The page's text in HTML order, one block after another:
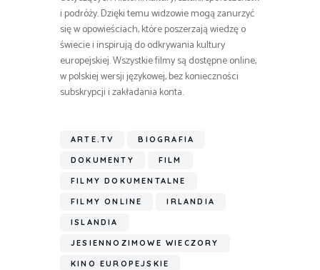
i podróży. Dzięki temu widzowie mogą zanurzyć
się w opowieściach, które poszerzają wiedzę o
świecie i inspirują do odkrywania kultury
europejskiej. Wszystkie filmy są dostępne online,
w polskiej wersji językowej, bez konieczności
subskrypcji i zakładania konta.
ARTE.TV BIOGRAFIA
DOKUMENTY FILM
FILMY DOKUMENTALNE
FILMY ONLINE IRLANDIA
ISLANDIA
JESIENNOZIMOWE WIECZORY
KINO EUROPEJSKIE